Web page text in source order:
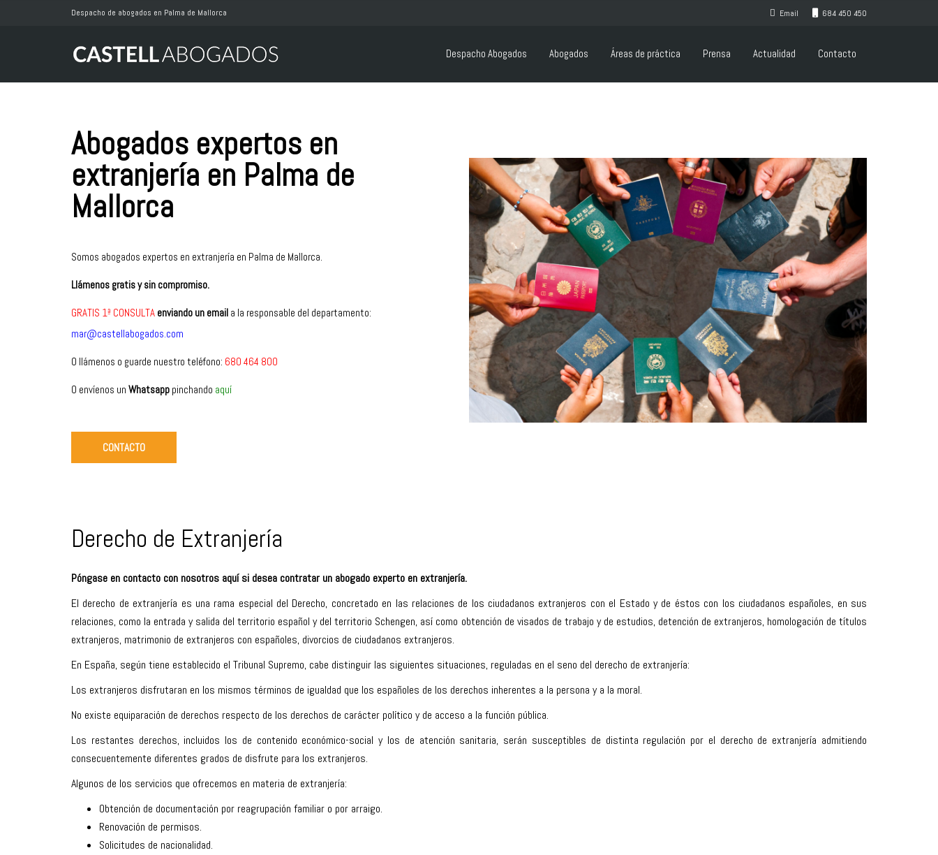
Despacho de abogados en Palma de Mallorca Email 684 450 450
Despacho Abogados Abogados Áreas de práctica Prensa Actualidad Contacto
Abogados expertos en
extranjería en Palma de
Mallorca
Somos abogados expertos en extranjería en Palma de Mallorca.
Llámenos gratis y sin compromiso.
GRATIS 1ª CONSULTA enviando un email a la responsable del departamento:
mar@castellabogados.com
O llámenos o guarde nuestro teléfono: 680 464 800
O envíenos un Whatsapp pinchando aquí
CONTACTO
Derecho de Extranjería
Póngase en contacto con nosotros aquísi desea contratar un abogado experto en extranjería.
El derecho de extranjería es una rama especial del Derecho, concretado en las relaciones de los ciudadanos extranjeros con el Estado y de éstos con los ciudadanos españoles, en sus
relaciones, como la entrada y salida del territorio español y del territorio Schengen, así como obtención de visados de trabajo y de estudios, detención de extranjeros, homologación de títulos
extranjeros, matrimonio de extranjeros con españoles, divorcios de ciudadanos extranjeros.
En España, según tiene establecido el Tribunal Supremo, cabe distinguir las siguientes situaciones, reguladas en el seno del derecho de extranjería:
Los extranjeros disfrutaran en los mismos términos de igualdad que los españoles de los derechos inherentes a la persona y a la moral.
No existe equiparación de derechos respecto de los derechos de carácter político y de acceso a la función pública.
Los restantes derechos, incluidos los de contenido económico-social y los de atención sanitaria, serán susceptibles de distinta regulación por el derecho de extranjería admitiendo
consecuentemente diferentes grados de disfrute para los extranjeros.
Algunos de los servicios que ofrecemos en materia de extranjería:
Obtención de documentación por reagrupación familiar o por arraigo.
Renovación de permisos.
Solicitudes de nacionalidad.